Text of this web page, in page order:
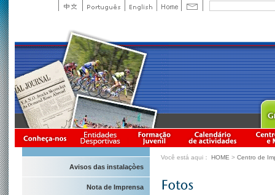
Avisos das instalaçòes
Nota de Imprensa
Você está aqui： HOME > Centro de